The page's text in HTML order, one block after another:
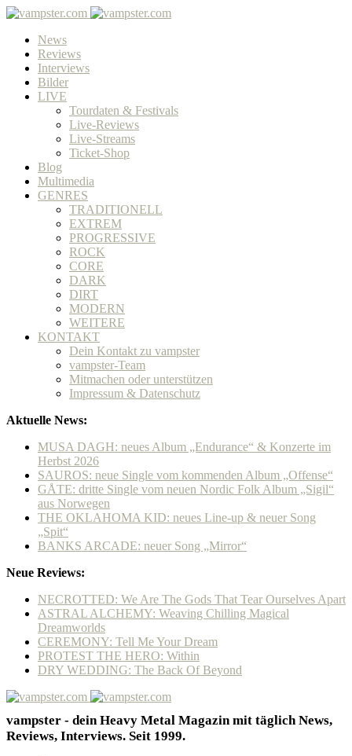
News
Reviews
Interviews
Bilder
LIVE
Tourdaten & Festivals
Live-Reviews
Live-Streams
Ticket-Shop
Blog
Multimedia
GENRES
TRADITIONELL
EXTREM
PROGRESSIVE
ROCK
CORE
DARK
DIRT
MODERN
WEITERE
KONTAKT
Dein Kontakt zu vampster
vampster-Team
Mitmachen oder unterstützen
Impressum & Datenschutz
Aktuelle News:
MUSA DAGH: neues Album „Endurance“ & Konzerte im
Herbst 2026
SAUROS: neue Single vom kommenden Album „Offense“
GÅTE: dritte Single vom neuen Nordic Folk Album „Sigil“
aus Norwegen
THE OKLAHOMA KID: neues Line-up & neuer Song
„Spit“
BANKS ARCADE: neuer Song „Mirror“
Neue Reviews:
NECROTTED: We Are The Gods That Tear Ourselves Apart
ASTRAL ALCHEMY: Weaving Chilling Magical
Dreamworlds
CEREMONY: Tell Me Your Dream
PROTEST THE HERO: Within
DRY WEDDING: The Back Of Beyond
vampster - dein Heavy Metal Magazin mit täglich News,
Reviews, Interviews. Seit 1999.